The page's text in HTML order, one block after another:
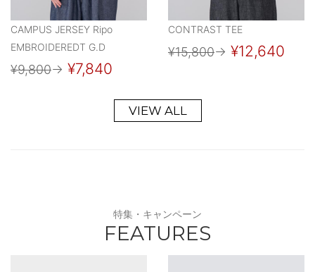
CAMPUS JERSEY Ripo
EMBROIDEREDT G.D
¥9,800→ ¥7,840
CONTRAST TEE
¥15,800→ ¥12,640
VIEW ALL
特集・キャンペーン
FEATURES